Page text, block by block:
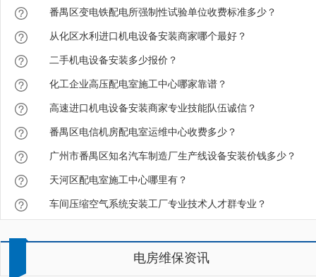
番禺区变电铁配电所强制性试验单位收费标准多少？
从化区水利进口机电设备安装商家哪个最好？
二手机电设备安装多少报价？
化工企业高压配电室施工中心哪家靠谱？
高速进口机电设备安装商家专业技能队伍诚信？
番禺区电信机房配电室运维中心收费多少？
广州市番禺区知名汽车制造厂生产线设备安装价钱多少？
天河区配电室施工中心哪里有？
车间压缩空气系统安装工厂专业技术人才群专业？
电房维保资讯